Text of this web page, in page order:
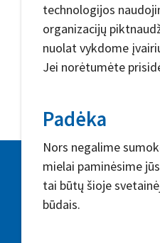
technologijos
organizacijų
nuolat vykdome
Jei norėtumėte
Padėka
Nors negalime
mielai paminėsime
tai būtų šioje
būdais.